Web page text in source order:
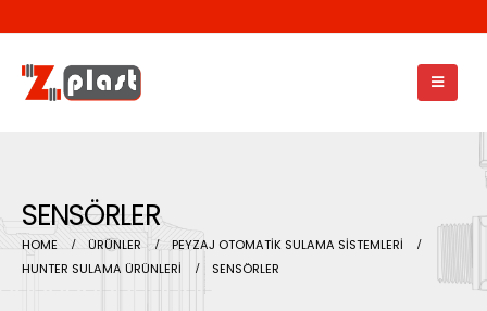
SENSÖRLER
HOME ÜRÜNLER
PEYZAJ OTOMATİK SULAMA SİSTEMLERİ
HUNTER SULAMA ÜRÜNLERİ
SENSÖRLER